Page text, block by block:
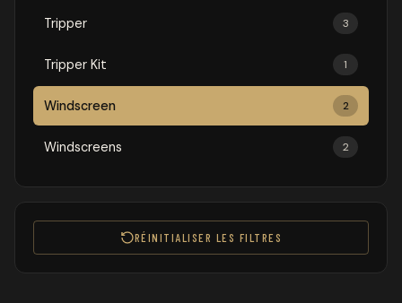
Tripper 3
Tripper Kit 1
Windscreen 2
Windscreens 2
RÉINITIALISER LES FILTRES